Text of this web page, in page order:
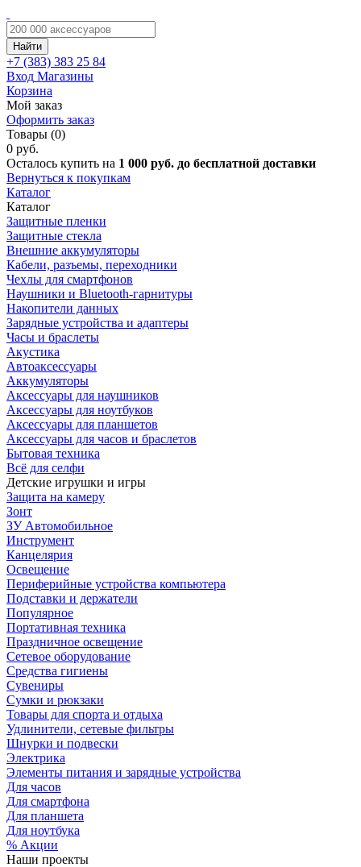
Найти
+7 (383) 383 25 84
Вход Магазины
Корзина
Мой заказ
Оформить заказ
Товары (0)
0 руб.
Осталось купить на 1 000 руб. до бесплатной доставки
Вернуться к покупкам
Каталог
Каталог
Защитные пленки
Защитные стекла
Внешние аккумуляторы
Кабели, разъемы, переходники
Чехлы для смартфонов
Наушники и Bluetooth-гарнитуры
Накопители данных
Зарядные устройства и адаптеры
Часы и браслеты
Акустика
Автоаксессуары
Аккумуляторы
Аксессуары для наушников
Аксессуары для ноутбуков
Аксессуары для планшетов
Аксессуары для часов и браслетов
Бытовая техника
Всё для селфи
Детские игрушки и игры
Защита на камеру
Зонт
ЗУ Автомобильное
Инструмент
Канцелярия
Освещение
Периферийные устройства компьютера
Подставки и держатели
Популярное
Портативная техника
Праздничное освещение
Сетевое оборудование
Средства гигиены
Сувениры
Сумки и рюкзаки
Товары для спорта и отдыха
Удлинители, сетевые фильтры
Шнурки и подвески
Электрика
Элементы питания и зарядные устройства
Для часов
Для смартфона
Для планшета
Для ноутбука
% Акции
Наши проекты